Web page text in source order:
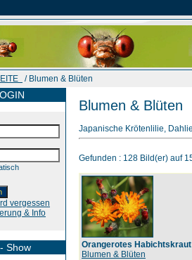
/ Blumen & Blüten
vergessen
& Info
Blumen & Blüten
Japanische Krötenlilie,
Gefunden : 128 Bild(er) auf
Orangerotes Habichtskraut
Blumen & Blüten